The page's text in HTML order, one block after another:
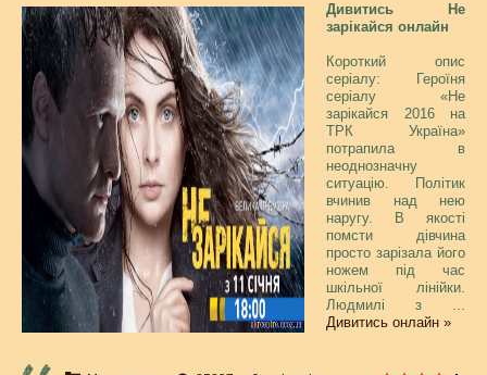
Дивитись Не
зарікайся онлайн
Короткий опис
серіалу: Героїня
серіалу «Не
зарікайся 2016 на
ТРК Україна»
потрапила в
неоднозначну
ситуацію. Політик
вчинив над нею
наругу. В якості
помсти дівчина
просто зарізала його
ножем під час
шкільної лінійки.
Людмилі з ...
Дивитись онлайн »